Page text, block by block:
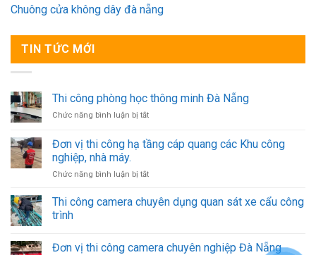
Chuông cửa không dây đà nẵng
TIN TỨC MỚI
Thi công phòng học thông minh Đà Nẵng
Chức năng bình luận bị tắtở
công
phòng
thông
Đà
Nẵng
Đơn vị thi công hạ tầng cáp quang các Khu công
nghiệp, nhà máy.
Chức năng bình luận bị tắtở
vị
thi
tầng
Thi công camera chuyên dụng quan sát xe cẩu công
trình
Đơn vị thi công camera chuyên nghiệp Đà Nẵng